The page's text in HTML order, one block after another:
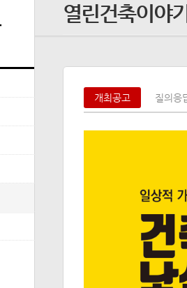
열린건축이야
개최공고 질의응